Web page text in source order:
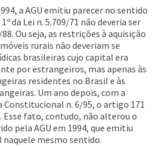
a AGU emitiu parecer no sentido
da Lei n. 5.709/71 não deveria ser
Ou seja, as restrições à aquisição
rurais não deveriam se
brasileiras cujo capital era
por estrangeiros, mas apenas às
residentes no Brasil e às
Um ano depois, com a
Constitucional n. 6/95, o artigo 171
Esse fato, contudo, não alterou o
pela AGU em 1994, que emitiu
naquele mesmo sentido.